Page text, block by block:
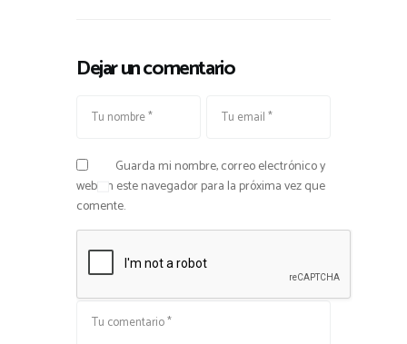
Dejar un comentario
Guarda mi nombre, correo electrónico y
web en este navegador para la próxima vez que
comente.